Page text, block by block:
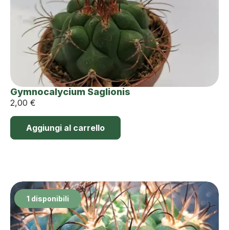
Gymnocalycium Saglionis
2,00 €
Aggiungi al carrello
1 disponibili